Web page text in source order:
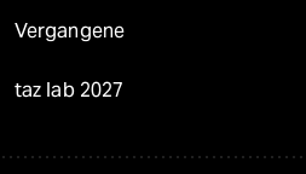
Vergangene
taz lab 2027